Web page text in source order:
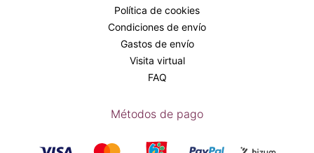
Política de cookies
Condiciones de envío
Gastos de envío
Visita virtual
FAQ
Métodos de pago